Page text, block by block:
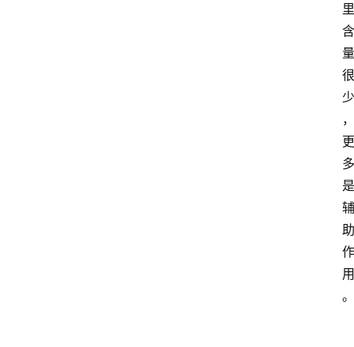
里
含
量
很
少
，
更
多
是
辅
助
作
用
。